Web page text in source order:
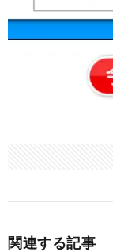
関連する記事